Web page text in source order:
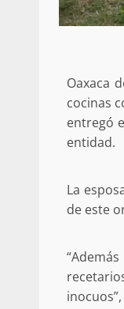
Oaxaca
cocinas
entregó
entidad.
La
de este